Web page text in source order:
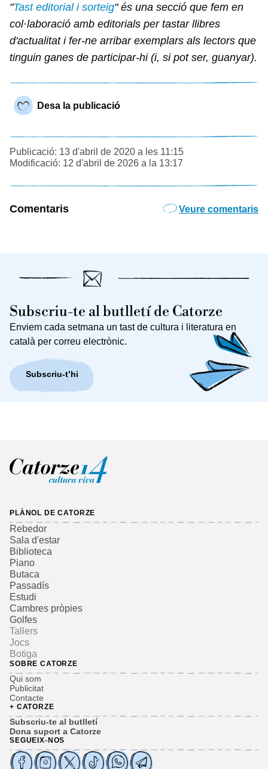
"Tast editorial i sorteig" és una secció que fem en
col·laboració amb editorials per tastar llibres
d'actualitat i fer-ne arribar exemplars als lectors que
tinguin ganes de participar-hi (i, si pot ser, guanyar).
Desa la publicació
Publicació: 13 d'abril de 2020 a les 11:15
Modificació: 12 d'abril de 2026 a la 13:17
Comentaris Veure comentaris
Subscriu-te al butlletí de Catorze
Enviem cada setmana un tast de cultura i literatura en
català per correu electrònic.
Subscriu-t’hi
PLÀNOL DE CATORZE
Rebedor
Sala d'estar
Biblioteca
Piano
Butaca
Passadís
Estudi
Cambres pròpies
Golfes
Tallers
Jocs
Botiga
SOBRE CATORZE
Qui som
Publicitat
Contacte
+ CATORZE
Subscriu-te al butlletí
Dona suport a Catorze
SEGUEIX-NOS